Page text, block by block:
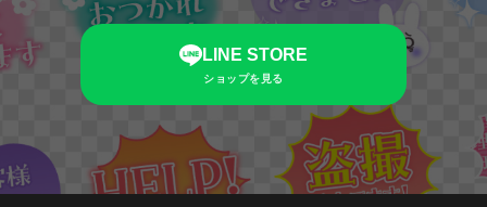
LINE STORE
ショップを見る